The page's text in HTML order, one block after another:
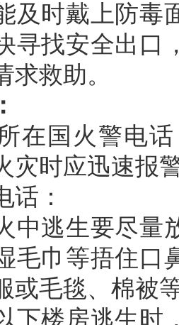
及时戴上防毒
寻找安全出口
求救助。
国火警电话
灾时应迅速报
：
逃生要尽量放
毛巾等捂住口
或毛毯、棉被
楼房逃生时，